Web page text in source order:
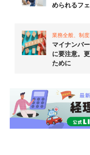
められるフ
業務全般、制
マイナンバ
に要注意。
ために